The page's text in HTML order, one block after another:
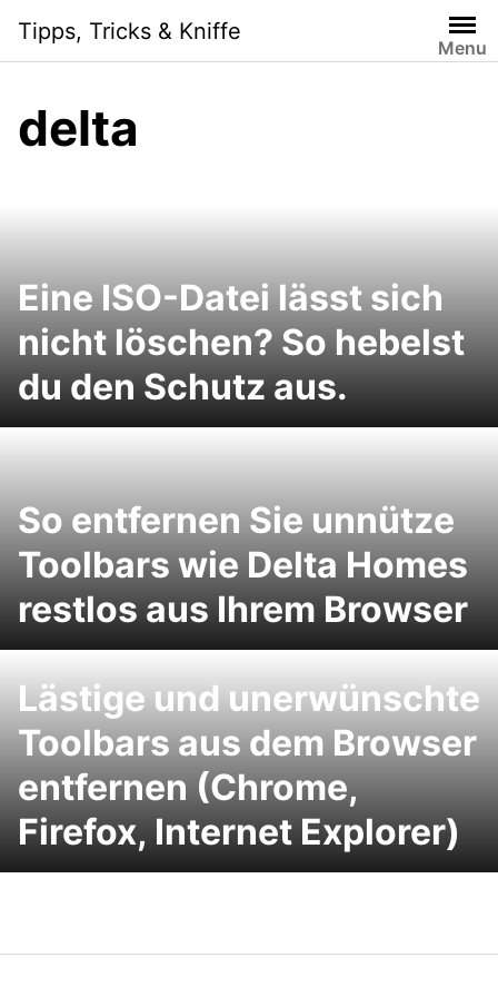
content
Tipps, Tricks & Kniffe
Menu
delta
Eine ISO-Datei lässt sich
nicht löschen? So hebelst
du den Schutz aus.
So entfernen Sie unnütze
Toolbars wie Delta Homes
restlos aus Ihrem Browser
Lästige und unerwünschte
Toolbars aus dem Browser
entfernen (Chrome,
Firefox, Internet Explorer)